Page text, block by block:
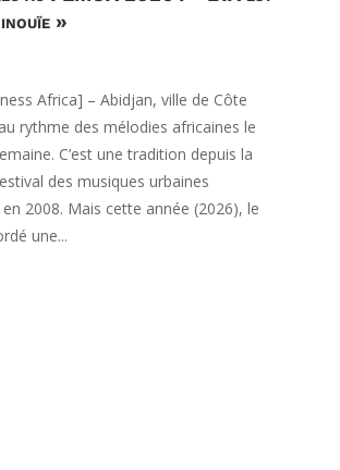
»
Africa] – Abidjan, ville de Côte
rythme des mélodies africaines le
C’est une tradition depuis la
des musiques urbaines
en 2008. Mais cette année (2026), le
une...